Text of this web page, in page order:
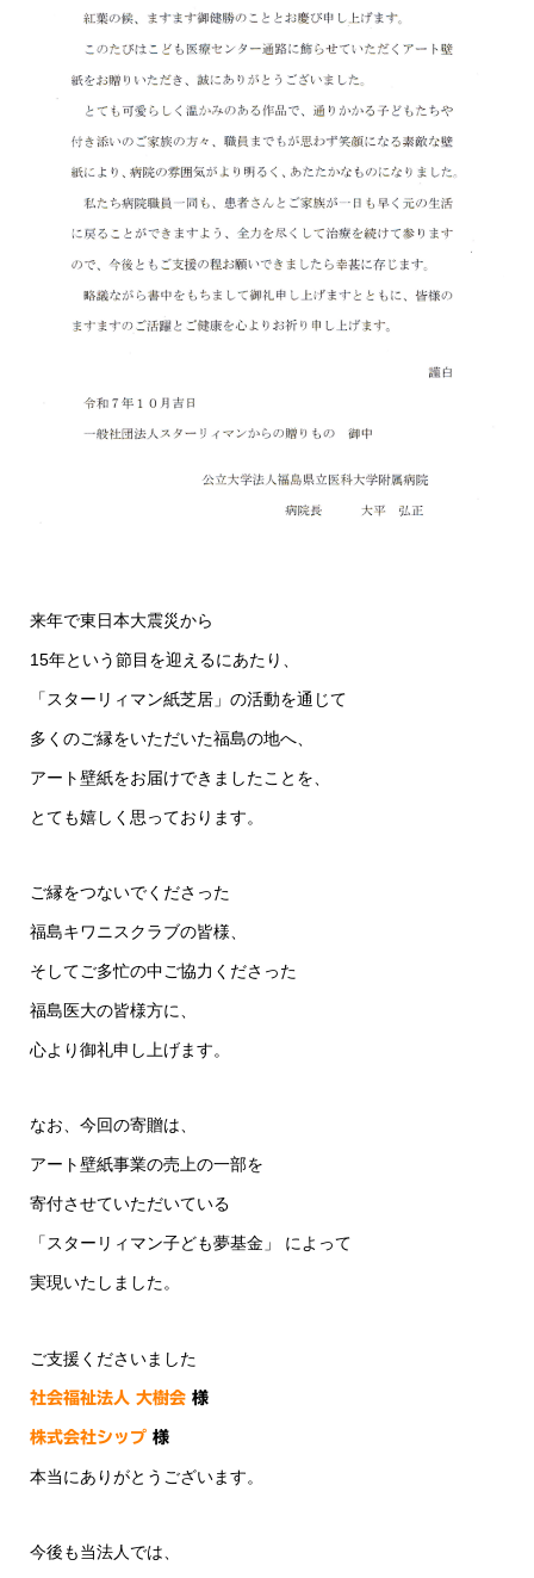
来年で東日本大震災から
15年という節目を迎えるにあたり、
「スターリィマン紙芝居」の活動を通じて
多くのご縁をいただいた福島の地へ、
アート壁紙をお届けできましたことを、
とても嬉しく思っております。
ご縁をつないでくださった
福島キワニスクラブの皆様、
そしてご多忙の中ご協力くださった
福島医大の皆様方に、
心より御礼申し上げます。
なお、今回の寄贈は、
アート壁紙事業の売上の一部を
寄付させていただいている
「スターリィマン子ども夢基金」 によって
実現いたしました。
ご支援くださいました
社会福祉法人 大樹会様
株式会社シップ様
本当にありがとうございます。
今後も当法人では、